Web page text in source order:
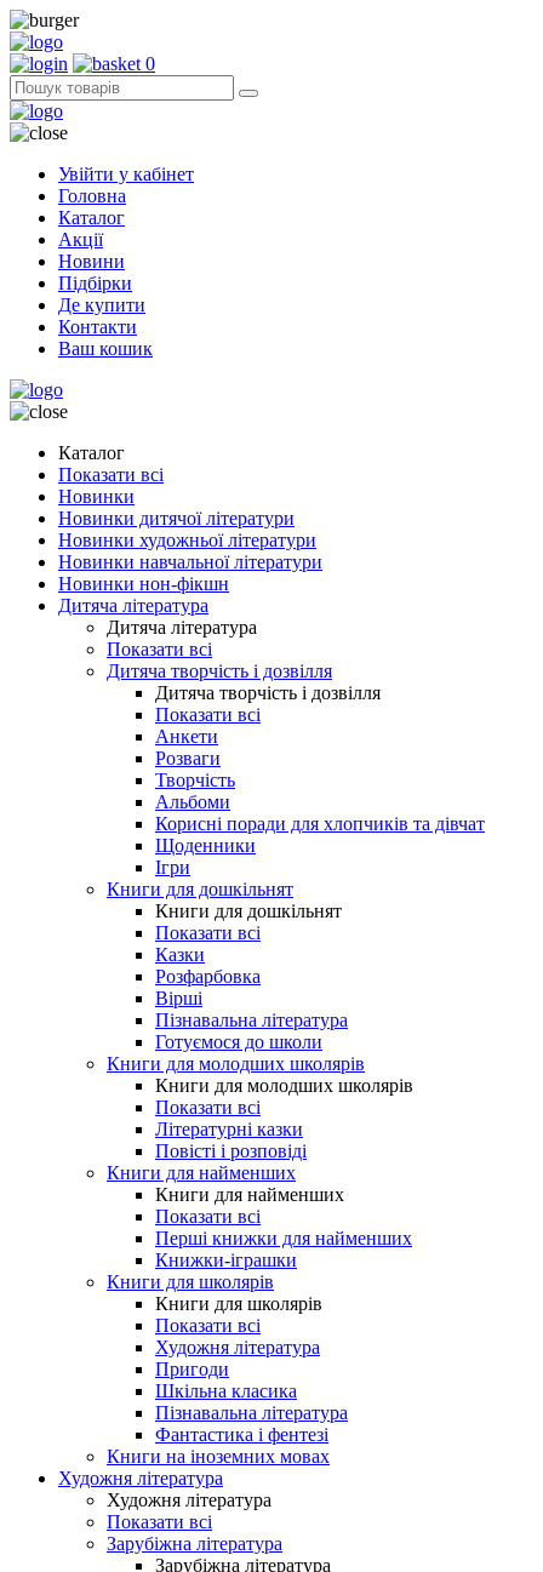
0
Увійти у кабінет
Головна
Каталог
Акції
Новини
Підбірки
Де купити
Контакти
Ваш кошик
Каталог
Показати всі
Новинки
Новинки дитячої літератури
Новинки художньої літератури
Новинки навчальної літератури
Новинки нон-фікшн
Дитяча література
Дитяча література
Показати всі
Дитяча творчість і дозвілля
Дитяча творчість і дозвілля
Показати всі
Анкети
Розваги
Творчість
Альбоми
Корисні поради для хлопчиків та дівчат
Щоденники
Ігри
Книги для дошкільнят
Книги для дошкільнят
Показати всі
Казки
Розфарбовка
Вірші
Пізнавальна література
Готуємося до школи
Книги для молодших школярів
Книги для молодших школярів
Показати всі
Літературні казки
Повісті і розповіді
Книги для найменших
Книги для найменших
Показати всі
Перші книжки для найменших
Книжки-іграшки
Книги для школярів
Книги для школярів
Показати всі
Художня література
Пригоди
Шкільна класика
Пізнавальна література
Фантастика і фентезі
Книги на іноземних мовах
Художня література
Художня література
Показати всі
Зарубіжна література
Зарубіжна література